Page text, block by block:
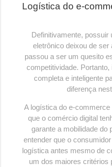
Logística do e-
Definitivamente,
eletrônico deixou de
passou a ser um quesito
competitividade.
completa e inteligente
diferença
A logística do e-
que o comércio digital
garante a mobilidade do
entender que o
logística antes mesmo de
um dos maiores critérios